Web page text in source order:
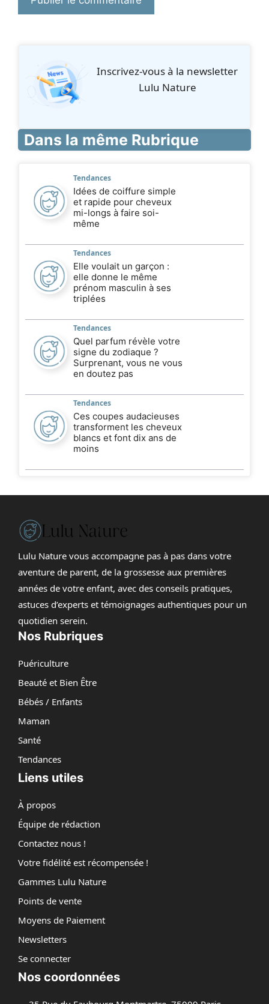
Inscrivez‑vous à la newsletter
Lulu Nature
Dans la même Rubrique
Tendances
Idées de coiffure simple
et rapide pour cheveux
mi-longs à faire soi-
même
Tendances
Elle voulait un garçon :
elle donne le même
prénom masculin à ses
triplées
Tendances
Quel parfum révèle votre
signe du zodiaque ?
Surprenant, vous ne vous
en doutez pas
Tendances
Ces coupes audacieuses
transforment les cheveux
blancs et font dix ans de
moins
Lulu Nature vous accompagne pas à pas dans votre
aventure de parent, de la grossesse aux premières
années de votre enfant, avec des conseils pratiques,
astuces d’experts et témoignages authentiques pour un
quotidien serein.
Nos Rubriques
Puériculture
Beauté et Bien Être
Bébés / Enfants
Maman
Santé
Tendances
Liens utiles
À propos
Équipe de rédaction
Contactez nous !
Votre fidélité est récompensée !
Gammes Lulu Nature
Points de vente
Moyens de Paiement
Newsletters
Se connecter
Nos coordonnées